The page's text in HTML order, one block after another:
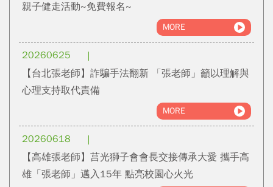
親子健走活動~免費報名~
MORE
20260625
【台北張老師】詐騙手法翻新 「張老師」籲以理解與
心理支持取代責備
MORE
20260618
【高雄張老師】莒光獅子會會長交接傳承大愛 攜手高
雄「張老師」邁入15年 點亮校園心火光